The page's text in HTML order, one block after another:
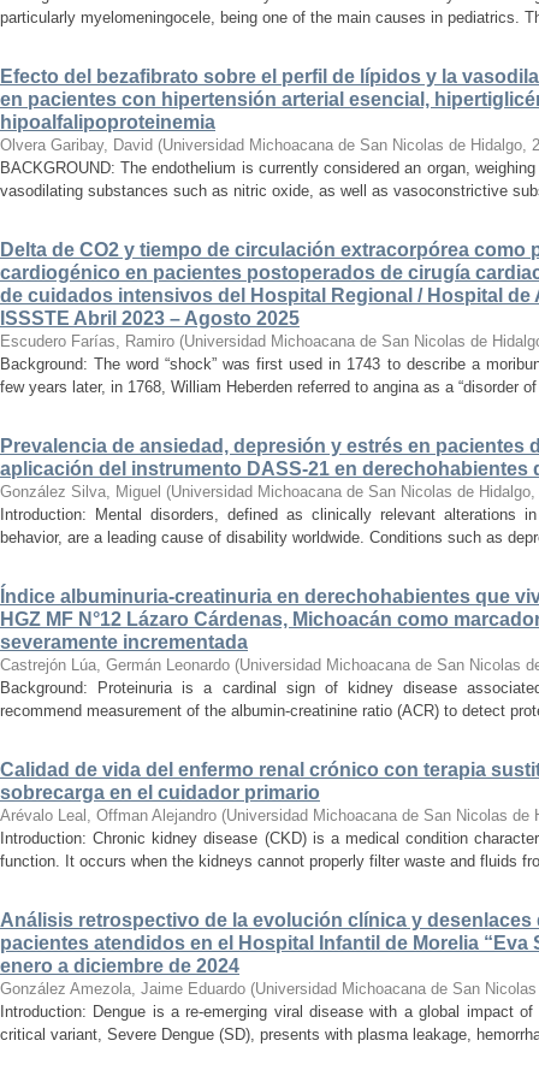
particularly myelomeningocele, being one of the main causes in pediatrics.
Efecto del bezafibrato sobre el perfil de lípidos y la
en pacientes con hipertensión arterial esencial,
hipoalfalipoproteinemia
Olvera Garibay, David (Universidad Michoacana de San Nicolas de Hidalgo,
BACKGROUND: The endothelium is currently considered an organ,
vasodilating substances such as nitric oxide, as well as vasoconstrictive
Delta de CO2 y tiempo de circulación extracorpórea como
cardiogénico en pacientes postoperados de cirugía
de cuidados intensivos del Hospital Regional / Hospital de
ISSSTE Abril 2023 – Agosto 2025
Escudero Farías, Ramiro (Universidad Michoacana de San Nicolas de
Background: The word “shock” was first used in 1743 to describe a
few years later, in 1768, William Heberden referred to angina as a “disorder
Prevalencia de ansiedad, depresión y estrés en pacientes
aplicación del instrumento DASS-21 en derechohabientes
González Silva, Miguel (Universidad Michoacana de San Nicolas de Hidalgo,
Introduction: Mental disorders, defined as clinically relevant alterations
behavior, are a leading cause of disability worldwide. Conditions such as
Índice albuminuria-creatinuria en derechohabientes que
HGZ MF N°12 Lázaro Cárdenas, Michoacán como
severamente incrementada
Castrejón Lúa, Germán Leonardo (Universidad Michoacana de San Nicolas
Background: Proteinuria is a cardinal sign of kidney disease
recommend measurement of the albumin-creatinine ratio (ACR) to detect
Calidad de vida del enfermo renal crónico con terapia
sobrecarga en el cuidador primario
Arévalo Leal, Offman Alejandro (Universidad Michoacana de San Nicolas de
Introduction: Chronic kidney disease (CKD) is a medical condition
function. It occurs when the kidneys cannot properly filter waste and fluids
Análisis retrospectivo de la evolución clínica y desenlaces
pacientes atendidos en el Hospital Infantil de Morelia “Eva
enero a diciembre de 2024
González Amezola, Jaime Eduardo (Universidad Michoacana de San
Introduction: Dengue is a re-emerging viral disease with a global impact
critical variant, Severe Dengue (SD), presents with plasma leakage,